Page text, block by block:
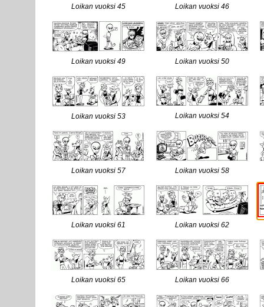
Loikan vuoksi 45 Loikan vuoksi 46
Loikan vuoksi 49 Loikan vuoksi 50
Loikan vuoksi 53 Loikan vuoksi 54
Loikan vuoksi 57 Loikan vuoksi 58
Loikan vuoksi 61 Loikan vuoksi 62
Loikan vuoksi 65 Loikan vuoksi 66